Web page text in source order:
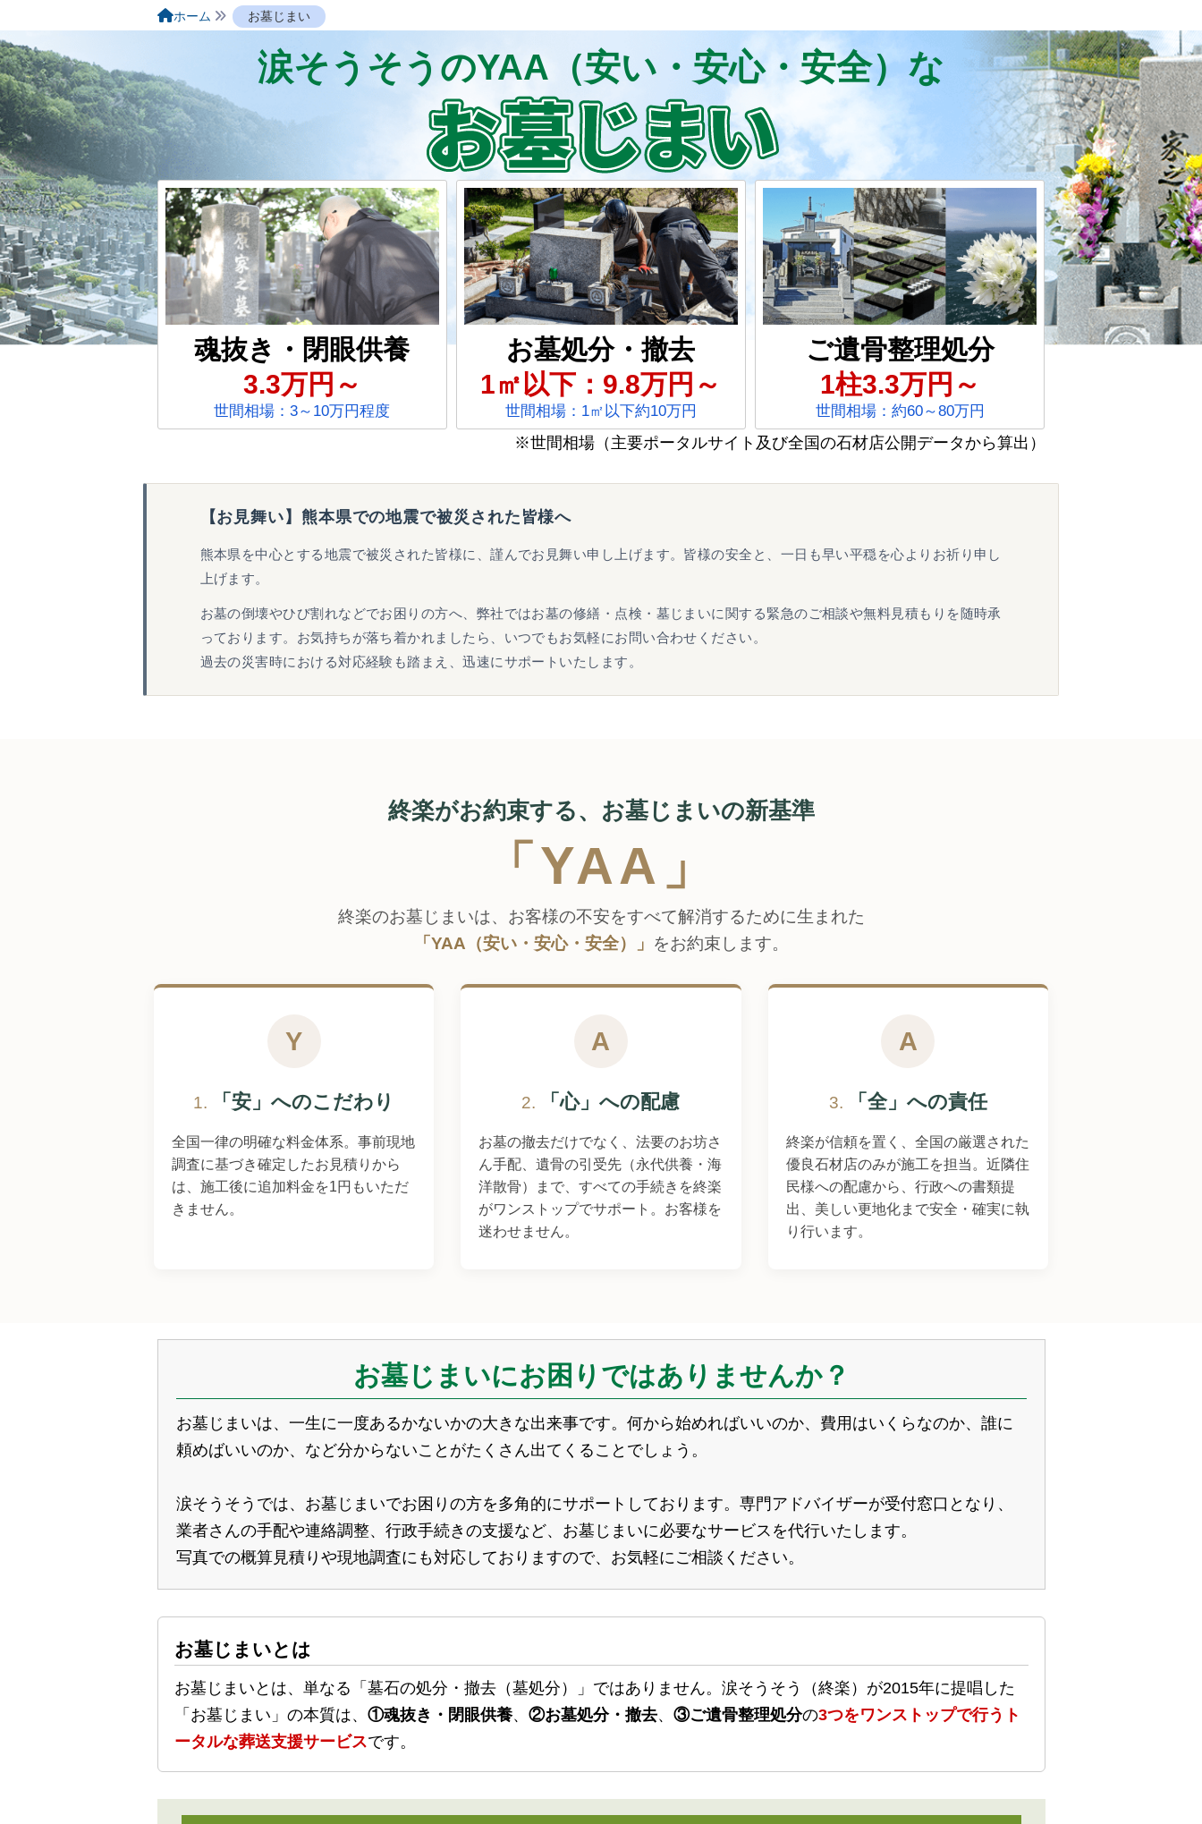
ホーム お墓じまい
涙そうそうのYAA（安い・安心・安全）な
魂抜き・閉眼供養
3.3万円～
世間相場：3～10万円程度
お墓処分・撤去
1㎡以下：9.8万円～
世間相場：1㎡以下約10万円
ご遺骨整理処分
1柱3.3万円～
世間相場：約60～80万円
※世間相場（主要ポータルサイト及び全国の石材店公開データから算出）
【お見舞い】熊本県での地震で被災された皆様へ
熊本県を中心とする地震で被災された皆様に、謹んでお見舞い申し上げます。皆様の安全と、一日も早い平穏を心よりお祈り申し
上げます。
お墓の倒壊やひび割れなどでお困りの方へ、弊社ではお墓の修繕・点検・墓じまいに関する緊急のご相談や無料見積もりを随時承
っております。お気持ちが落ち着かれましたら、いつでもお気軽にお問い合わせください。
過去の災害時における対応経験も踏まえ、迅速にサポートいたします。
終楽がお約束する、お墓じまいの新基準
「YAA」
終楽のお墓じまいは、お客様の不安をすべて解消するために生まれた
「YAA（安い・安心・安全）」 をお約束します。
Y
1. 「安」へのこだわり
全国一律の明確な料金体系。事前現地
調査に基づき確定したお見積りから
は、施工後に追加料金を1円もいただ
きません。
A
2. 「心」への配慮
お墓の撤去だけでなく、法要のお坊さ
ん手配、遺骨の引受先（永代供養・海
洋散骨）まで、すべての手続きを終楽
がワンストップでサポート。お客様を
迷わせません。
A
3. 「全」への責任
終楽が信頼を置く、全国の厳選された
優良石材店のみが施工を担当。近隣住
民様への配慮から、行政への書類提
出、美しい更地化まで安全・確実に執
り行います。
お墓じまいにお困りではありませんか？
お墓じまいは、一生に一度あるかないかの大きな出来事です。何から始めればいいのか、費用はいくらなのか、誰に
頼めばいいのか、など分からないことがたくさん出てくることでしょう。
涙そうそうでは、お墓じまいでお困りの方を多角的にサポートしております。専門アドバイザーが受付窓口となり、
業者さんの手配や連絡調整、行政手続きの支援など、お墓じまいに必要なサービスを代行いたします。
写真での概算見積りや現地調査にも対応しておりますので、お気軽にご相談ください。
お墓じまいとは
お墓じまいとは、単なる「墓石の処分・撤去（墓処分）」ではありません。涙そうそう（終楽）が2015年に提唱した
「お墓じまい」の本質は、 ①魂抜き・閉眼供養、 ②お墓処分・撤去、 ③ご遺骨整理処分の3つをワンストップで行うト
ータルな葬送支援サービスです。